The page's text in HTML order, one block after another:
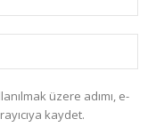
üzere adımı, e-
kaydet.